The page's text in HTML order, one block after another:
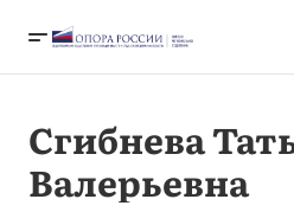
Сгибнева
Валерьевна